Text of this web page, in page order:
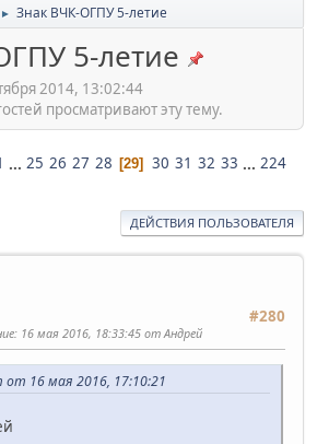
► Знак ВЧК-ОГПУ 5-летие
5-летие
2014, 13:02:44
просматривают эту тему.
... 25 26 27 28 29 30 31 32 33 ... 224
ДЕЙСТВИЯ ПОЛЬЗОВАТЕЛЯ
#280
: 16 мая 2016, 18:33:45 от Андрей
16 мая 2016, 17:10:21